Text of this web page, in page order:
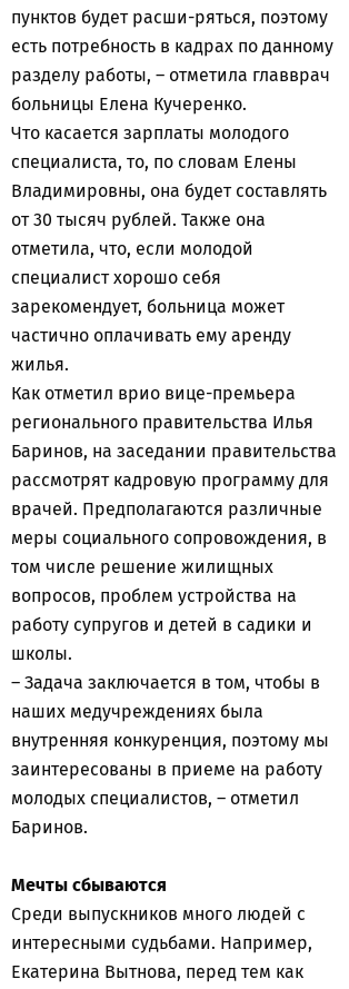
пунктов будет расши-ряться, поэтому
есть потребность в кадрах по данному
разделу работы, – отметила главврач
больницы Елена Кучеренко.
Что касается зарплаты молодого
специалиста, то, по словам Елены
Владимировны, она будет составлять
от 30 тысяч рублей. Также она
отметила, что, если молодой
специалист хорошо себя
зарекомендует, больница может
частично оплачивать ему аренду
жилья.
Как отметил врио вице-премьера
регионального правительства Илья
Баринов, на заседании правительства
рассмотрят кадровую программу для
врачей. Предполагаются различные
меры социального сопровождения, в
том числе решение жилищных
вопросов, проблем устройства на
работу супругов и детей в садики и
школы.
– Задача заключается в том, чтобы в
наших медучреждениях была
внутренняя конкуренция, поэтому мы
заинтересованы в приеме на работу
молодых специалистов, – отметил
Баринов.
Мечты сбываются
Среди выпускников много людей с
интересными судьбами. Например,
Екатерина Вытнова, перед тем как